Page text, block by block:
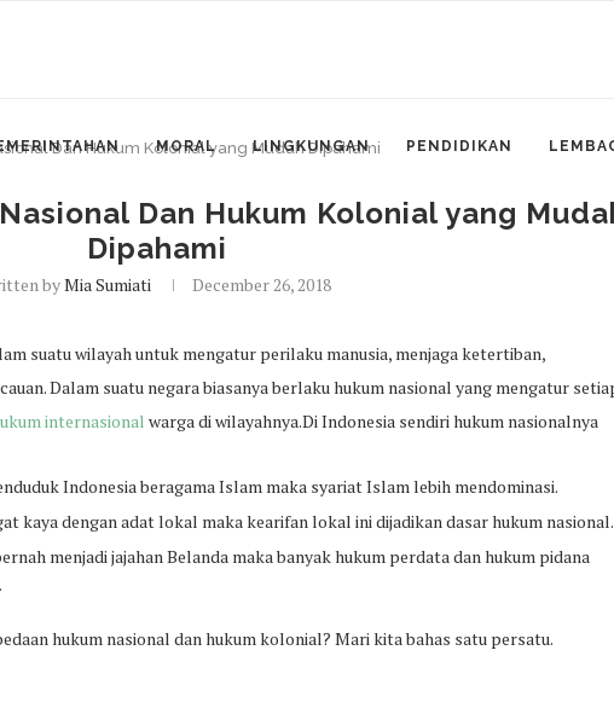
MORAL LINGKUNGAN PENDIDIKAN
Dan Hukum Kolonial yang Mudah Dipahami
Dan Hukum Kolonial yang
Dipahami
byMia Sumiati December 26, 2018
suatu wilayah untuk mengatur perilaku manusia, menjaga ketertiban,
Dalam suatu negara biasanya berlaku hukum nasional yang mengatur
internasional warga di wilayahnya.Di Indonesia sendiri hukum nasionalnya
Indonesia beragama Islam maka syariat Islam lebih mendominasi.
kaya dengan adat lokal maka kearifan lokal ini dijadikan dasar hukum nasional.
menjadi jajahan Belanda maka banyak hukum perdata dan hukum pidana
hukum nasional dan hukum kolonial? Mari kita bahas satu persatu.